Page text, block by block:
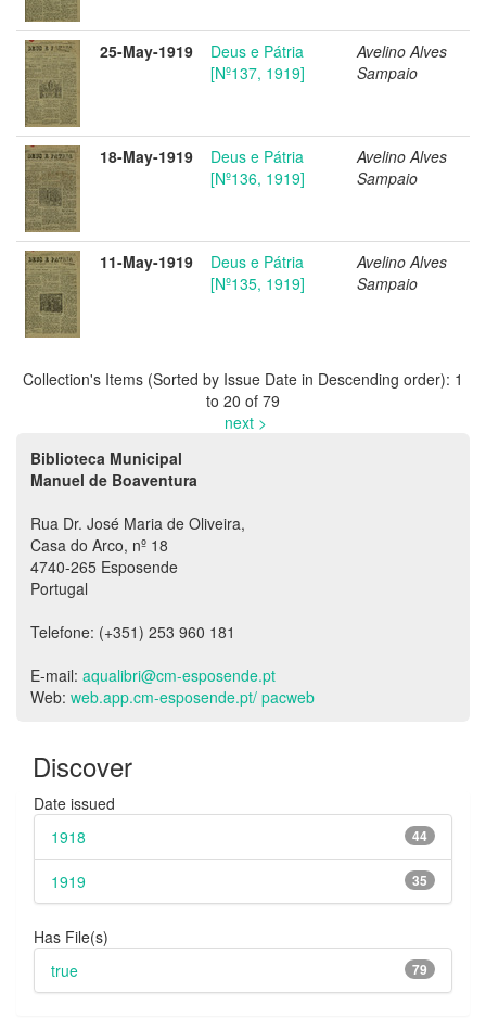
25-May-1919
Deus e Pátria
[Nº137, 1919]
Avelino Alves
Sampaio
18-May-1919
Deus e Pátria
[Nº136, 1919]
Avelino Alves
Sampaio
11-May-1919
Deus e Pátria
[Nº135, 1919]
Avelino Alves
Sampaio
Collection's Items (Sorted by Issue Date in Descending order): 1
to 20 of 79
next >
Biblioteca Municipal
Manuel de Boaventura
Rua Dr. José Maria de Oliveira,
Casa do Arco, nº 18
4740-265 Esposende
Portugal
Telefone: (+351) 253 960 181
E-mail:aqualibri@cm-esposende.pt
Web:web.app.cm-esposende.pt/ pacweb
Discover
Date issued
44
1918
35
1919
Has File(s)
79
true